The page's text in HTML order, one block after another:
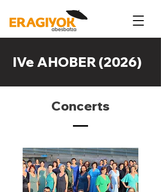
IVe AHOBER (2026)
Concerts